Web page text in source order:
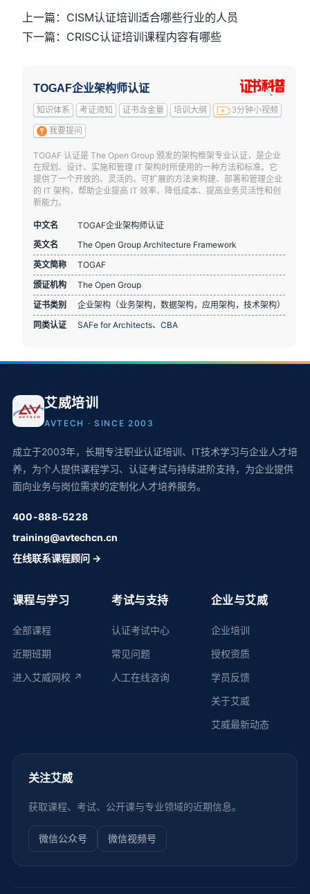
上一篇：CISM认证培训适合哪些行业的人员
下一篇：CRISC认证培训课程内容有哪些
TOGAF企业架构师认证
知识体系 考证须知 证书含金量 培训大纲 3分钟小视频
我要提问
TOGAF 认证是 The Open Group 颁发的架构框架专业认证，是企业
在规划、设计、实施和管理 IT 架构时所使用的一种方法和标准。它
提供了一个开放的、灵活的、可扩展的方法来构建、部署和管理企业
的 IT 架构，帮助企业提高 IT 效率、降低成本、提高业务灵活性和创
新能力。
中文名
TOGAF企业架构师认证
英文名
The Open Group Architecture Framework
英文简称
TOGAF
颁证机构
The Open Group
证书类别
企业架构（业务架构，数据架构，应用架构，技术架构）
同类认证
SAFe for Architects、CBA
艾威培训
AVTECH · SINCE 2003
成立于2003年，长期专注职业认证培训、IT技术学习与企业人才培
养，为个人提供课程学习、认证考试与持续进阶支持，为企业提供
面向业务与岗位需求的定制化人才培养服务。
400-888-5228
training@avtechcn.cn
在线联系课程顾问 →
课程与学习
全部课程
近期班期
进入艾威网校 ↗
考试与支持
认证考试中心
常见问题
人工在线咨询
企业与艾威
企业培训
授权资质
学员反馈
关于艾威
艾威最新动态
关注艾威
获取课程、考试、公开课与专业领域的近期信息。
微信公众号 微信视频号